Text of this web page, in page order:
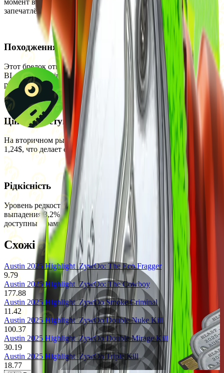
запечатлённый в рамках этого чемпионата.
Походження
Этот брелок относится к сувенирным предметам турнира
BLAST.tv Austin 2025. Его можно приобрести на вторичном
рынке.
Ціна та доступність
На вторичном рынке текущая цена брелока составляет около
1,24$, что делает его доступным для большинства игроков.
Рідкісність
Уровень редкости брелока — армейское качество с шансом
выпадения 3,2%. Это один из сувенирных предметов, которые
доступны в рамках видеоигр на крупных турнирах CS2.
Схожі предмети
Austin 2025 HighlightZywOo: The Eco Fragger
9.79
Austin 2025 HighlightZywOo: The Cowboy
177.88
Austin 2025 HighlightZywOo Smoke Criminal
11.42
Austin 2025 HighlightZywOo Double Nuke Kill
100.37
Austin 2025 HighlightZywOo Double Mirage Kill
30.19
Austin 2025 HighlightZywOo Triple Kill
18.77